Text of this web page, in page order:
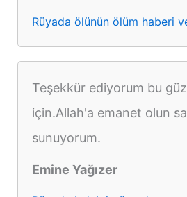
Rüyada ölünün ölüm haberi
Teşekkür ediyorum bu
için.Allah'a emanet olun
sunuyorum.
Emine Yağızer